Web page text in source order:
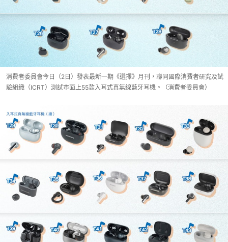
消費者委員會今日（2日）發表最新一期《選擇》月刊，聯同國際消費者研究及試
驗組織（ICRT）測試市面上55款入耳式真無線藍牙耳機。（消費者委員會）